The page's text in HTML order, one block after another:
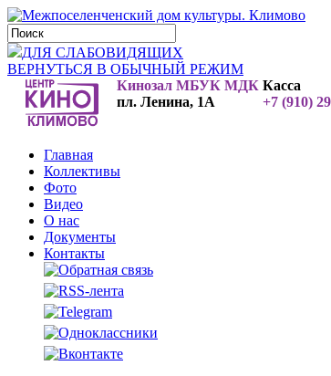
ДЛЯ СЛАБОВИДЯЩИХ
ВЕРНУТЬСЯ В ОБЫЧНЫЙ РЕЖИМ
Кинозал МБУК МДК
пл. Ленина, 1А
Касса
+7 (910)
Главная
Коллективы
Фото
Видео
О нас
Документы
Контакты